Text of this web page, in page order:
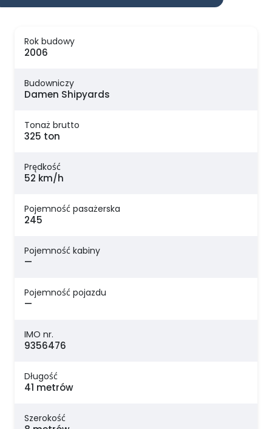
Rok budowy
2006
Budowniczy
Damen Shipyards
Tonaż brutto
325 ton
Prędkość
52 km/h
Pojemność pasażerska
245
Pojemność kabiny
—
Pojemność pojazdu
—
IMO nr.
9356476
Długość
41 metrów
Szerokość